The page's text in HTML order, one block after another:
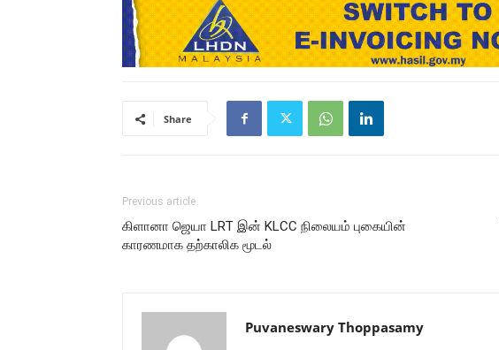
Share
Previous article
கிளானா ஜெயா LRT இன் KLCC நிலையம் புகையின்
காரணமாக தற்காலிக மூடல்
Puvaneswary Thoppasamy